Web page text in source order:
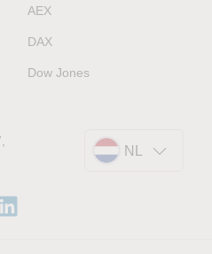
AEX
DAX
Dow Jones
NL